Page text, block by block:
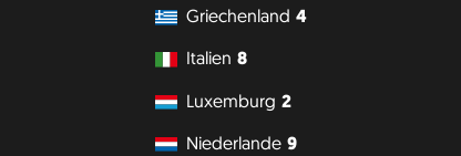
Griechenland 4
Italien 8
Luxemburg 2
Niederlande 9